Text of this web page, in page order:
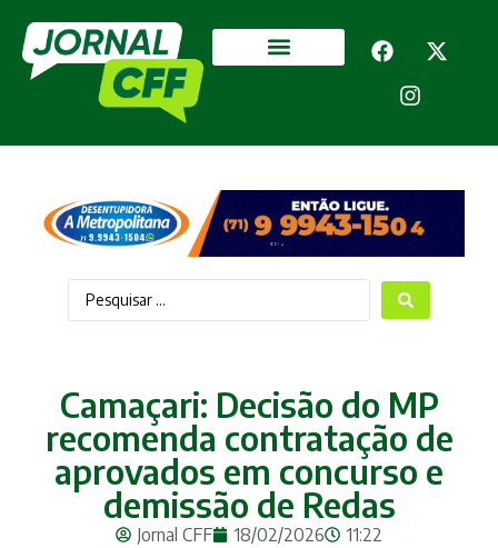
Camaçari: Decisão do MP
recomenda contratação de
aprovados em concurso e
demissão de Redas
Jornal CFF 18/02/2026 11:22